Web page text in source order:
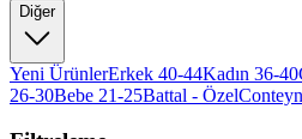
Diğer
Yeni ÜrünlerErkek 40-44Kadın 36-40
26-30Bebe 21-25Battal - Özel